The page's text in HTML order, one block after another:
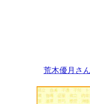
荒木優月さ